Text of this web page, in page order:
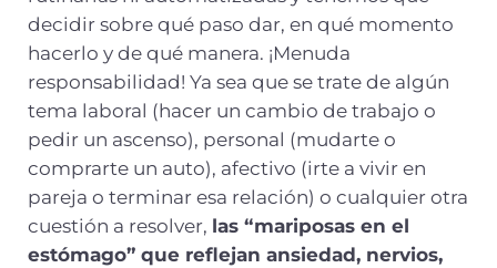
decidir sobre qué paso dar, en qué momento
hacerlo y de qué manera. ¡Menuda
responsabilidad! Ya sea que se trate de algún
tema laboral (hacer un cambio de trabajo o
pedir un ascenso), personal (mudarte o
comprarte un auto), afectivo (irte a vivir en
pareja o terminar esa relación) o cualquier otra
cuestión a resolver, las “mariposas en el
estómago” que reflejan ansiedad, nervios,